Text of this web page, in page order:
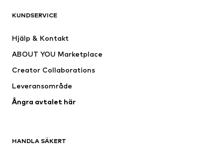
Jackor
Badkläder
Tillfällen
Upcycling
Nytt
KUNDSERVICE
Hjälp & Kontakt
ABOUT YOU Marketplace
Creator Collaborations
Leveransområde
Ångra avtalet här
HANDLA SÄKERT